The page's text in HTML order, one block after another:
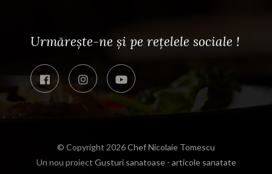
Urmărește-ne și pe rețelele sociale !
© Copyright 2026Chef Nicolaie Tomescu
Un nou proiect Gusturi sanatoase - articole sanatate